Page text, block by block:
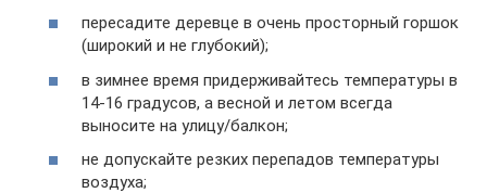
пересадите деревце в очень просторный горшок
(широкий и не глубокий);
в зимнее время придерживайтесь температуры в
14-16 градусов, а весной и летом всегда
выносите на улицу/балкон;
не допускайте резких перепадов температуры
воздуха;